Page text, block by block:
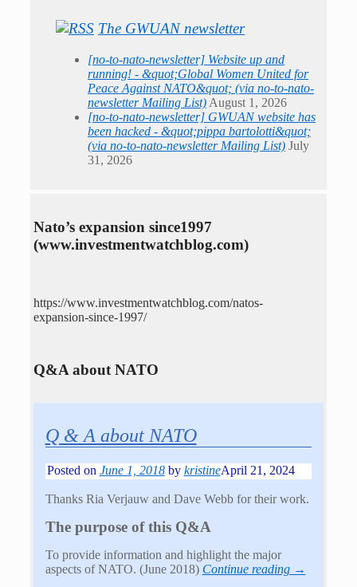
The GWUAN newsletter
[no-to-nato-newsletter] Website up and
running! - &quot;Global Women United for
Peace Against NATO&quot; (via no-to-nato-
newsletter Mailing List) August 1, 2026
[no-to-nato-newsletter] GWUAN website has
been hacked - &quot;pippa bartolotti&quot;
(via no-to-nato-newsletter Mailing List) July
31, 2026
Nato’s expansion since1997
(www.investmentwatchblog.com)
https://www.investmentwatchblog.com/natos-
expansion-since-1997/
Q&A about NATO
Q & A about NATO
Posted on June 1, 2018 by kristineApril 21, 2024
Thanks Ria Verjauw and Dave Webb for their work.
The purpose of this Q&A
To provide information and highlight the major
aspects of NATO. (June 2018) Continue reading →